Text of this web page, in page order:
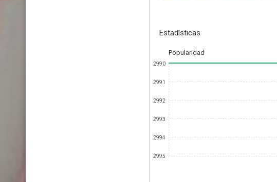
Estadísticas
Popularidad
2990
2991
2992
2993
2994
2995